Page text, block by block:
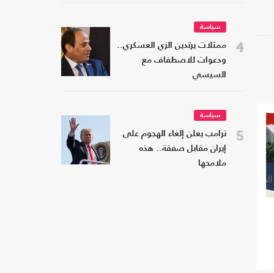
4
سياسة
ممثلات يرتدين الزي العسكري..
ودعوات للاصطفاف مع
السيسي
5
سياسة
ترامب يعلن إلغاء الهجوم على
إيران مقابل صفقة.. هذه
ملامحها